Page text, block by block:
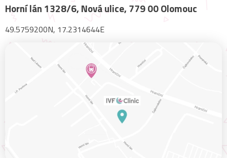
Horní lán 1328/6, Nová ulice, 779 00 Olomouc
49.5759200N, 17.2314644E